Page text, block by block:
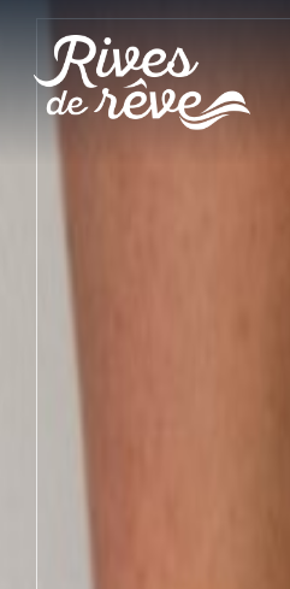
Panneau de gestion des cookies